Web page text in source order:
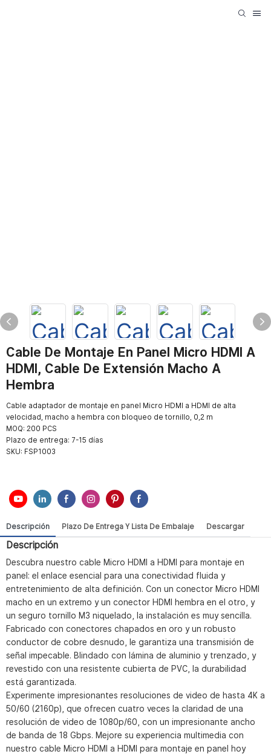
Cable De Montaje En Panel Micro HDMI A
HDMI, Cable De Extensión Macho A
Hembra
Cable adaptador de montaje en panel Micro HDMI a HDMI de alta
velocidad, macho a hembra con bloqueo de tornillo, 0,2 m
MOQ: 200 PCS
Plazo de entrega: 7-15 días
SKU: FSP1003
Descripción Plazo De Entrega Y Lista De Embalaje Descargar
Descripción
Descubra nuestro cable Micro HDMI a HDMI para montaje en
panel: el enlace esencial para una conectividad fluida y
entretenimiento de alta definición. Con un conector Micro HDMI
macho en un extremo y un conector HDMI hembra en el otro, y
un seguro tornillo M3 niquelado, la instalación es muy sencilla.
Fabricado con conectores chapados en oro y un robusto
conductor de cobre desnudo, le garantiza una transmisión de
señal impecable. Blindado con lámina de aluminio y trenzado, y
revestido con una resistente cubierta de PVC, la durabilidad
está garantizada.
Experimente impresionantes resoluciones de video de hasta 4K a
50/60 (2160p), que ofrecen cuatro veces la claridad de una
resolución de video de 1080p/60, con un impresionante ancho
de banda de 18 Gbps. Mejore su experiencia multimedia con
nuestro cable Micro HDMI a HDMI para montaje en panel hoy